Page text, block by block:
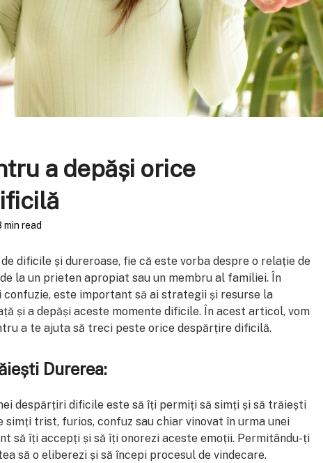
a depăși orice
min read
dificile și dureroase, fie că este vorba despre o relație de
la un prieten apropiat sau un membru al familiei. În
confuzie, este important să ai strategii și resurse la
și a depăși aceste momente dificile. În acest articol, vom
a te ajuta să treci peste orice despărțire dificilă.
Durerea:
despărțiri dificile este să îți permiți să simți și să trăiești
simți trist, furios, confuz sau chiar vinovat în urma unei
să îți accepți și să îți onorezi aceste emoții. Permitându-ți
să o eliberezi și să începi procesul de vindecare.